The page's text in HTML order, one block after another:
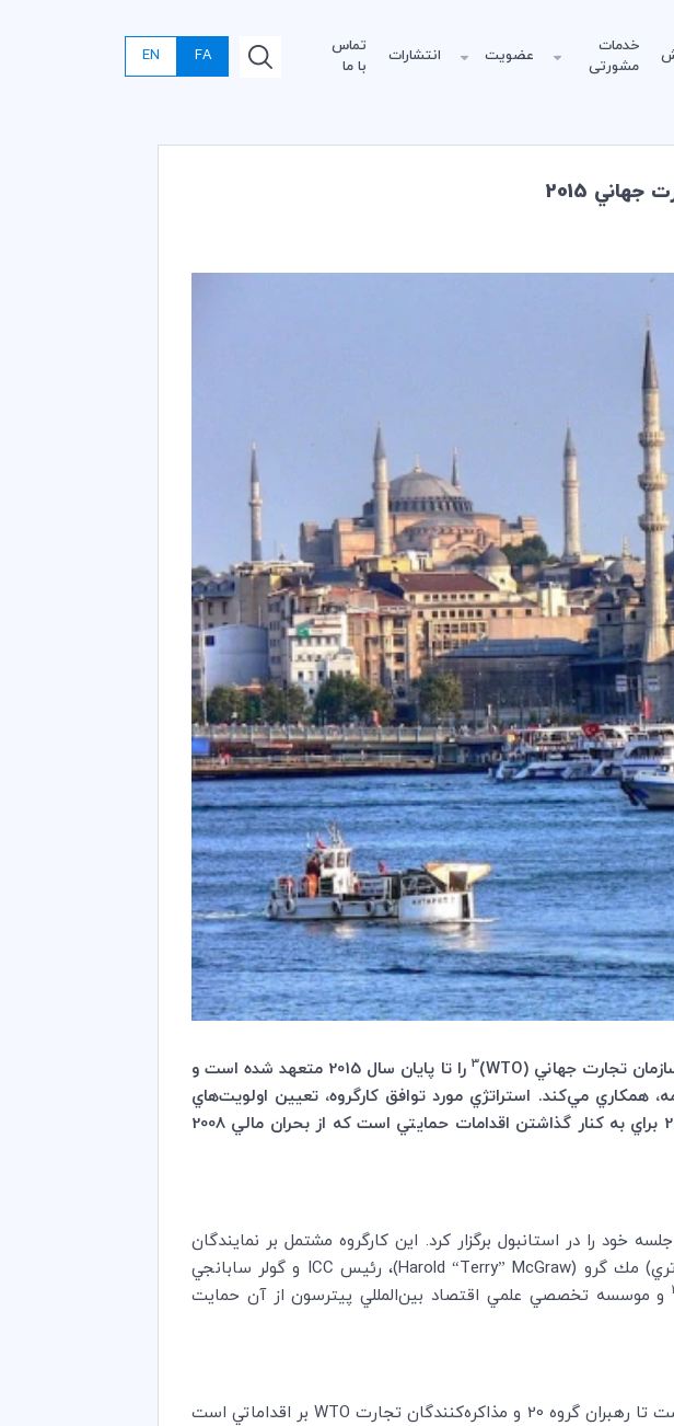
خدمات
مشورتی
عضویت انتشارات
تماس
با ما
FA
EN
تجارت جهاني (WTO
)
3
را تا پايان سال 2015 متعهد شده است و
همكاري مي‌كند. استراتژي مورد توافق كارگروه، تعيين اولويت‌هاي
) است. اين اولويت‌ها مشتمل بر درخواست گروه 20 براي به كنار گذاشتن اقدامات حمايتي است كه از بحران مالي 2008
مارس 2015 (مطابق با 19 اسفند ماه 1393) دومين جلسه خود را در استانبول برگزار كرد. اين كارگروه مشتمل بر نمايندگان
Harold “Terry” McGraw)،‌ رئيس ICC و گولر سابانجي
و موسسه تخصصي علمي اقتصاد بين‌المللي پيترسون از آن حمايت
رهبران گروه 20 و مذاكره‌كنندگان تجارت WTOبر اقداماتي است